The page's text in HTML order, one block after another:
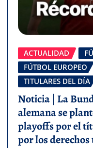
ACTUALIDAD
FÚTBOL EUROPEO
TITULARES DEL DÍA
Noticia | La
alemana se
playoffs por el
por los